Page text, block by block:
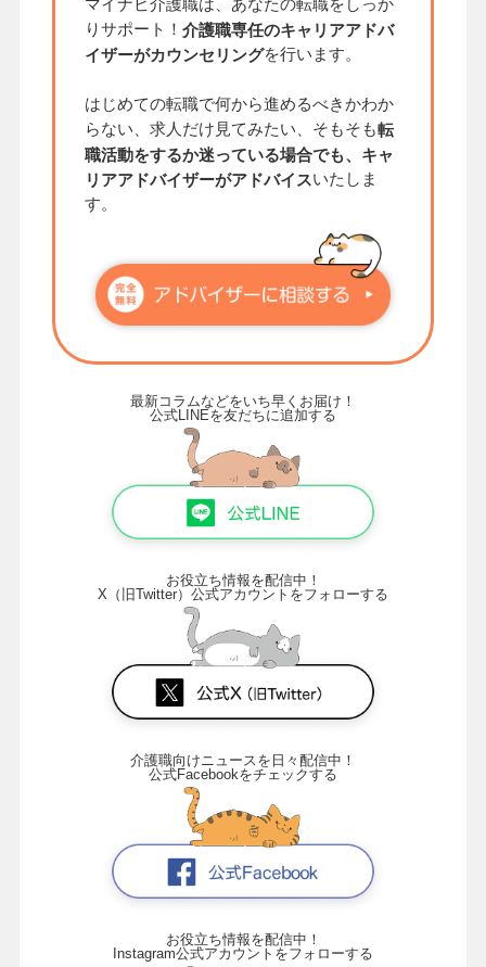
マイナビ介護職は、あなたの転職をしっか
りサポート！ 介護職専任のキャリアアドバ
イザーがカウンセリングを行います。
はじめての転職で何から進めるべきかわか
らない、求人だけ見てみたい、そもそも転
職活動をするか迷っている場合でも、キャ
リアアドバイザーがアドバイスいたしま
す。
最新コラムなどをいち早くお届け！
公式LINEを友だちに追加する
お役立ち情報を配信中！
X（旧Twitter）公式アカウントをフォローする
介護職向けニュースを日々配信中！
公式Facebookをチェックする
お役立ち情報を配信中！
Instagram公式アカウントをフォローする